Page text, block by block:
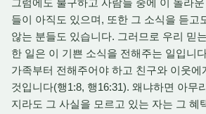
그럼에도 불구하고 사람들 중에 이 놀라
들이 아직도 있으며, 또한 그 소식을 듣고
않는 분들도 있습니다. 그러므로 우리 믿
한 일은 이 기쁜 소식을 전해주는 일입니
가족부터 전해주어야 하고 친구와 이웃에
것입니다(행1:8, 행16:31). 왜냐하면 아무
지라도 그 사실을 모르고 있는 자는 그 혜